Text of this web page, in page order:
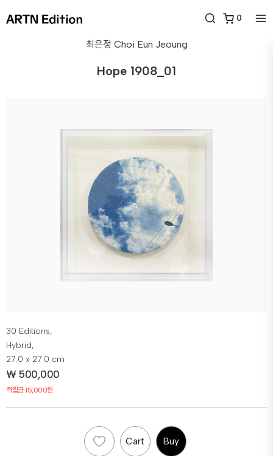
0
최은정 Choi Eun Jeoung
Hope 1908_01
30 Editions,
Hybrid,
27.0 x 27.0 cm
₩ 500,000
적립금 15,000원
Cart Buy